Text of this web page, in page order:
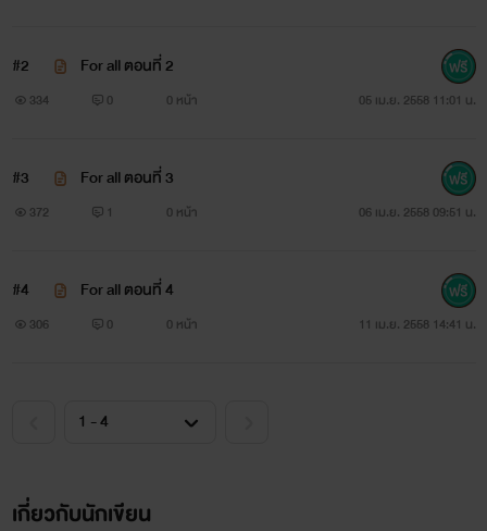
สำหรับผม มันจะเห็นแก่ตัวไปหรือเปล่า ที่อยากจะให้เขาอยู่ใกล้ๆ
#2 For all ตอนที่ 2
334 0 0 หน้า 05 เม.ย. 2558 11:01 น.
#3 For all ตอนที่ 3
372 1 0 หน้า 06 เม.ย. 2558 09:51 น.
#4 For all ตอนที่ 4
306 0 0 หน้า 11 เม.ย. 2558 14:41 น.
เกี่ยวกับนักเขียน